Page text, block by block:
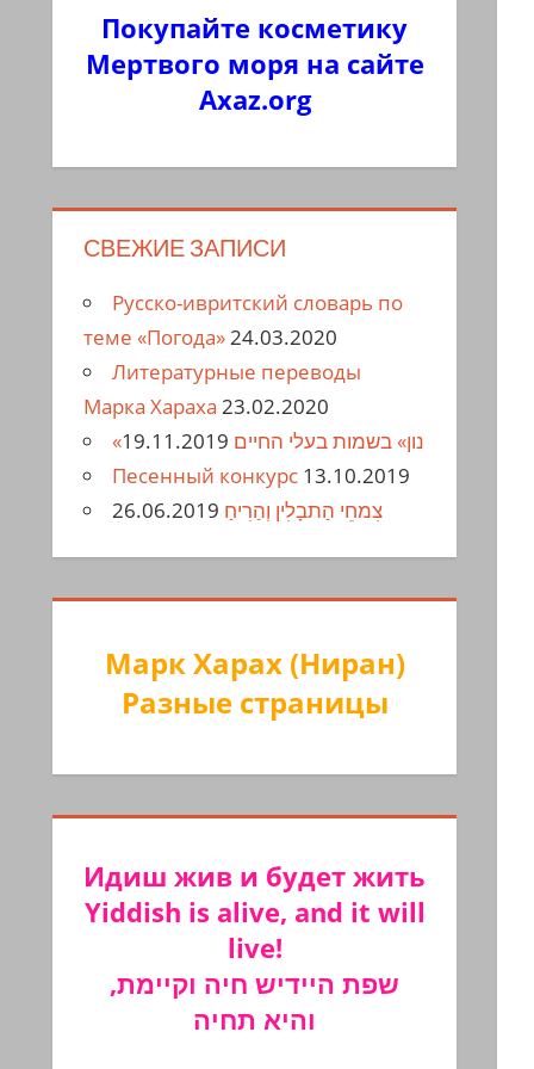
Покупайте косметику
Мертвого моря на сайте
Axaz.org
СВЕЖИЕ ЗАПИСИ
Русско-ивритский словарь по
теме «Погода»24.03.2020
Литературные переводы
Марка Хараха 23.02.2020
«נון» בשמות בעלי החיים 19.11.2019
Песенный конкурс 13.10.2019
צִמחֵי הַתבָלִין וְהַרִיחַ 26.06.2019
Марк Харах (Ниран)
Разные страницы
Идиш жив и будет жить
Yiddish is alive, and it will
live!
שפת היידיש חיה וקיימת,
והיא תחיה